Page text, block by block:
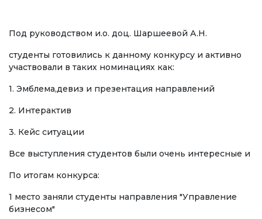
БИЛИМ ДЕҢГЭЭЛИҢИЗ
ОКУТУУ БАГЫТЫ
Экономика
Менеджмент жана бизнести башкаруу
Под руководством и.о. доц. Шаршеевой А.Н.
студенты готовились к данному конкурсу и активно
участвовали в таких номинациях как:
1. Эмблема,девиз и презентация направлений
2. Интерактив
3. Кейс ситуации
Все выступления студентов были очень интересные и
По итогам конкурса:
1 место заняли студенты направления "Управление
бизнесом"